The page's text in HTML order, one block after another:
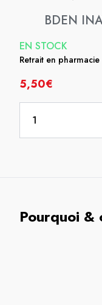
BDEN
EN STOCK
Retrait en pharmacie
5,50€
Pourquoi &